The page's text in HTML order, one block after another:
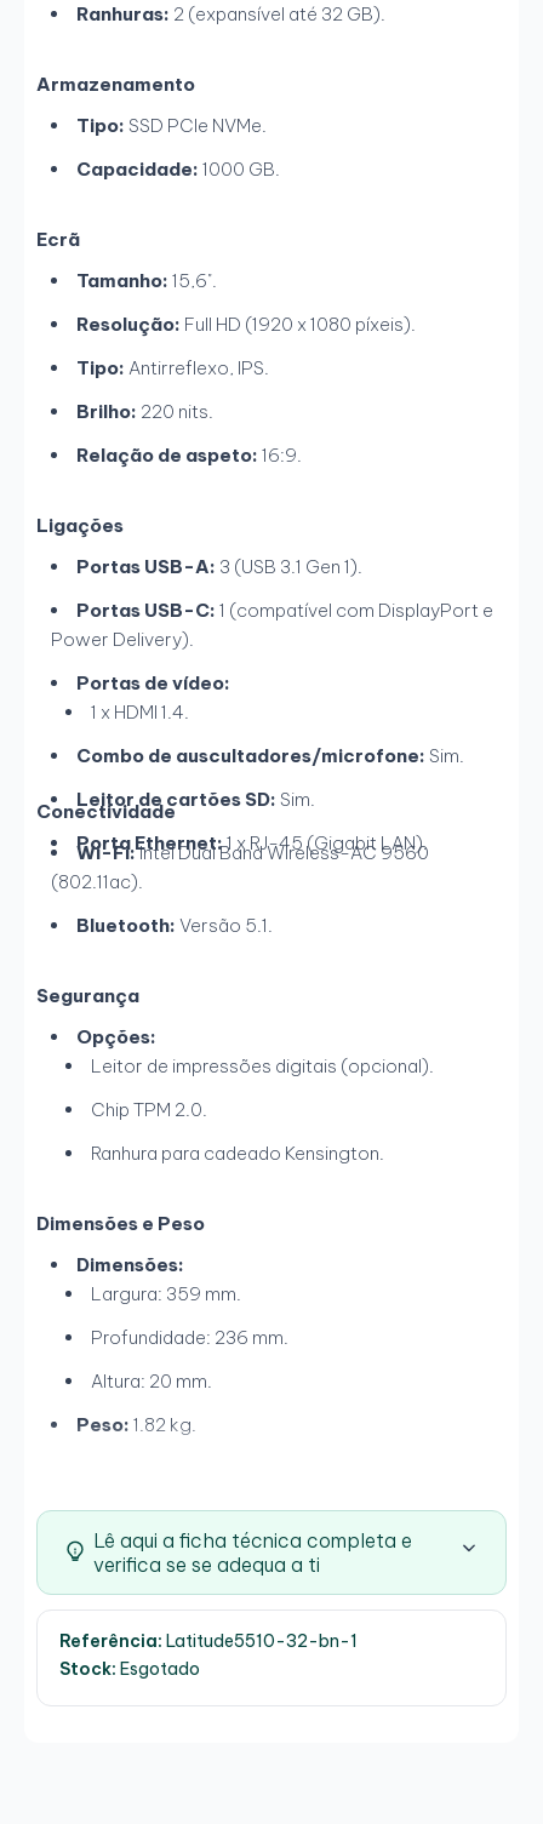
Ranhuras: 2 (expansível até 32 GB).
Armazenamento
Tipo: SSD PCIe NVMe.
Capacidade: 1000 GB.
Ecrã
Tamanho: 15,6".
Resolução: Full HD (1920 x 1080 píxeis).
Tipo: Antirreflexo, IPS.
Brilho: 220 nits.
Relação de aspeto: 16:9.
Ligações
Portas USB-A: 3 (USB 3.1 Gen 1).
Portas USB-C: 1 (compatível com DisplayPort e
Power Delivery).
Portas de vídeo:
1 x HDMI 1.4.
Combo de auscultadores/microfone: Sim.
Leitor de cartões SD: Sim.
Porta Ethernet:1 x RJ-45 (Gigabit LAN).
Conectividade
Wi-Fi:Intel Dual Band Wireless-AC 9560
(802.11ac).
Bluetooth: Versão 5.1.
Segurança
Opções:
Leitor de impressões digitais (opcional).
Chip TPM 2.0.
Ranhura para cadeado Kensington.
Dimensões e Peso
Dimensões:
Largura: 359 mm.
Profundidade: 236 mm.
Altura: 20 mm.
Peso: 1.82 kg.
Lê aqui a ficha técnica completa e
verifica se se adequa a ti
Referência: Latitude5510-32-bn-1
Stock: Esgotado